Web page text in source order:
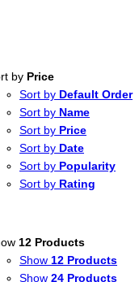
by Price
Sort by Default Order
Sort by Name
Sort by Price
Sort by Date
Sort by Popularity
Sort by Rating
12 Products
Show 12 Products
Show 24 Products